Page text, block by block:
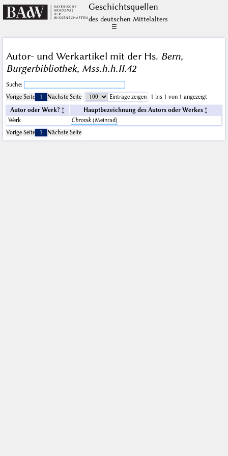
Geschichts­quellen
des deutschen Mittelalters
☰
Autor- und Werkartikel mit der Hs. Bern,
Burgerbibliothek, Mss.h.h.II.42
Suche:
Vorige Seite
1 Nächste Seite Einträge zeigen
1 bis 1 von 1 angezeigt
Autor oder Werk?
Hauptbezeichnung des Autors oder Werkes
Werk
Chronik(Meinrad)
Vorige Seite
1 Nächste Seite